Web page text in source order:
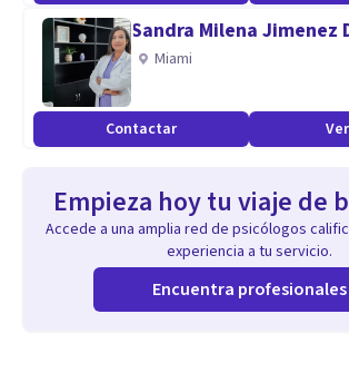
Sandra Milena Jimenez
Miami
Contactar
Empieza hoy tu viaje de
Accede a una amplia red de psicólogos
experiencia a tu servicio.
Encuentra profesionales